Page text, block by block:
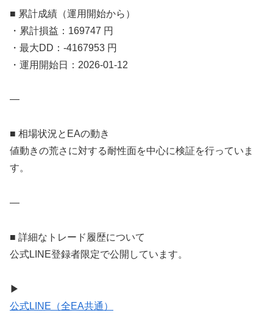
■ 累計成績（運用開始から）
・累計損益：169747 円
・最大DD：-4167953 円
・運用開始日：2026-01-12
—
■ 相場状況とEAの動き
値動きの荒さに対する耐性面を中心に検証を行っていま
す。
—
■ 詳細なトレード履歴について
公式LINE登録者限定で公開しています。
▶
公式LINE（全EA共通）